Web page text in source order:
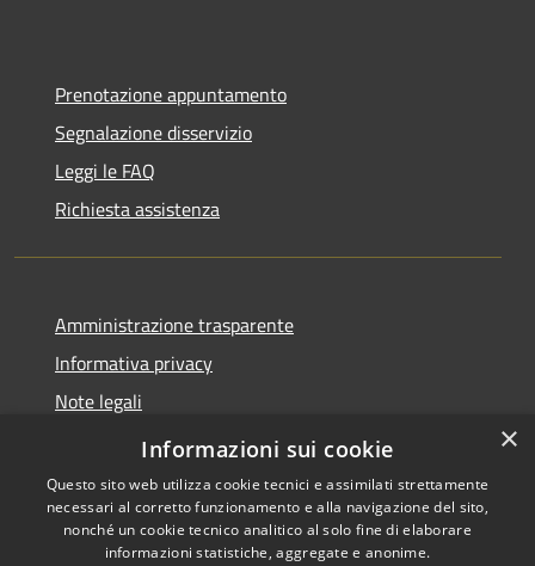
Prenotazione appuntamento
Segnalazione disservizio
Leggi le FAQ
Richiesta assistenza
Amministrazione trasparente
Informativa privacy
Note legali
Dichiarazione di accessibilità
Copyright © 2026 • Comune di
×
Informazioni sui cookie
Questo sito web utilizza cookie tecnici e assimilati strettamente
necessari al corretto funzionamento e alla navigazione del sito,
nonché un cookie tecnico analitico al solo fine di elaborare
informazioni statistiche, aggregate e anonime.